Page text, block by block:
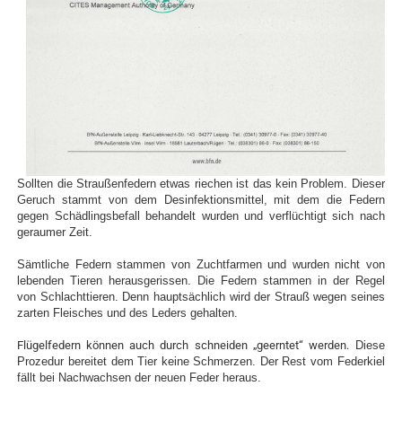
Sollten die Straußenfedern etwas riechen ist das kein Problem. Dieser
Geruch stammt von dem Desinfektionsmittel, mit dem die Federn
gegen Schädlingsbefall behandelt wurden und verflüchtigt sich nach
geraumer Zeit.
Sämtliche Federn stammen von Zuchtfarmen und wurden nicht von
lebenden Tieren herausgerissen. Die Federn stammen in der Regel
von Schlachttieren. Denn hauptsächlich wird der Strauß wegen seines
zarten Fleisches und des Leders gehalten.
Flügelfedern können auch durch schneiden „geerntet“ werden.Diese
Prozedur bereitet dem Tier keine Schmerzen. Der Rest vom Federkiel
fällt bei Nachwachsen der neuen Feder heraus.